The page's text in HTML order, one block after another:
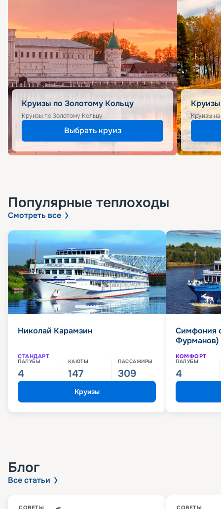
Круизы по Золотому Кольцу
Круизы по Золотому Кольцу
Выбрать круиз
Круизы
Популярные теплоходы
Смотреть все
Николай Карамзин
СТАНДАРТ
ПАЛУБЫ
4
КАЮТЫ
147
ПАССАЖИРЫ
309
Круизы
Симфония
Фурманов)
КОМФОРТ
ПАЛУБЫ
4
Блог
Все статьи